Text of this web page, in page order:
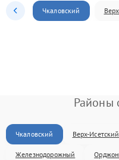
Чкаловский
Районы
Чкаловский Верх-Исетский
Железнодорожный